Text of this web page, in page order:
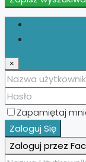
×
Zapamiętaj
Zaloguj Się
Zaloguj przez